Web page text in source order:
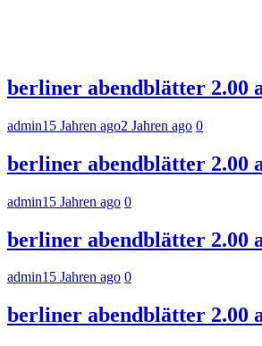
berliner abendblätter 2.00
admin15 Jahren ago2 Jahren ago 0
berliner abendblätter 2.00
admin15 Jahren ago 0
berliner abendblätter 2.00
admin15 Jahren ago 0
berliner abendblätter 2.00